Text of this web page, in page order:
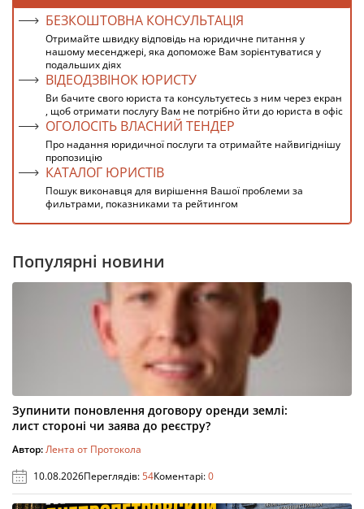
БЕЗКОШТОВНА КОНСУЛЬТАЦІЯ
Отримайте швидку відповідь на юридичне питання у
нашому месенджері, яка допоможе Вам зорієнтуватися у
подальших діях
ВІДЕОДЗВІНОК ЮРИСТУ
Ви бачите свого юриста та консультуєтесь з ним через екран
, щоб отримати послугу Вам не потрібно йти до юриста в офіс
ОГОЛОСІТЬ ВЛАСНИЙ ТЕНДЕР
Про надання юридичної послуги та отримайте найвигіднішу
пропозицію
КАТАЛОГ ЮРИСТІВ
Пошук виконавця для вирішення Вашої проблеми за
фильтрами, показниками та рейтингом
Популярні новини
Зупинити поновлення договору оренди землі:
лист стороні чи заява до реєстру?
Автор:Лента от Протокола
10.08.2026Переглядів:54Коментарі:0